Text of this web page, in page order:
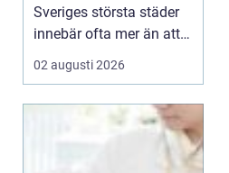
Sveriges största städer
innebär ofta mer än att
bara bära kartonger.
Många ska samordna
och ibland även
magasinering av möbler.
02 augusti 2026